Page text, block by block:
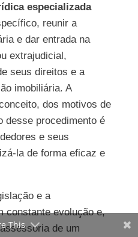
especializada
reunir a
e dar entrada na
extrajudicial,
seus direitos e a
imobiliária. A
dos motivos de
desse procedimento é
e seus
la de forma eficaz e
e a
constante evolução e,
de um
This